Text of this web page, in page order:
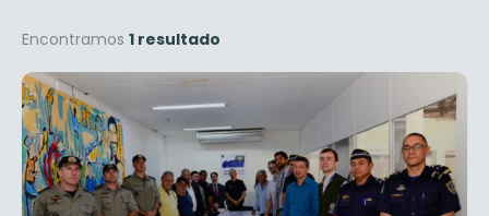
Encontramos 1 resultado